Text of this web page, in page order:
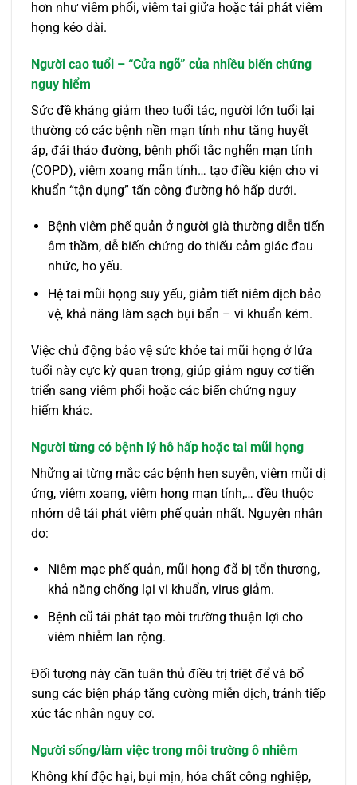
hơn như viêm phổi, viêm tai giữa hoặc tái phát viêm
họng kéo dài.
Người cao tuổi – “Cửa ngõ” của nhiều biến chứng
nguy hiểm
Sức đề kháng giảm theo tuổi tác, người lớn tuổi lại
thường có các bệnh nền mạn tính như tăng huyết
áp, đái tháo đường, bệnh phổi tắc nghẽn mạn tính
(COPD), viêm xoang mãn tính… tạo điều kiện cho vi
khuẩn “tận dụng” tấn công đường hô hấp dưới.
Bệnh viêm phế quản ở người già thường diễn tiến
âm thầm, dễ biến chứng do thiếu cảm giác đau
nhức, ho yếu.
Hệ tai mũi họng suy yếu, giảm tiết niêm dịch bảo
vệ, khả năng làm sạch bụi bẩn – vi khuẩn kém.
Việc chủ động bảo vệ sức khỏe tai mũi họng ở lứa
tuổi này cực kỳ quan trọng, giúp giảm nguy cơ tiến
triển sang viêm phổi hoặc các biến chứng nguy
hiểm khác.
Người từng có bệnh lý hô hấp hoặc tai mũi họng
Những ai từng mắc các bệnh hen suyễn, viêm mũi dị
ứng, viêm xoang, viêm họng mạn tính,… đều thuộc
nhóm dễ tái phát viêm phế quản nhất. Nguyên nhân
do:
Niêm mạc phế quản, mũi họng đã bị tổn thương,
khả năng chống lại vi khuẩn, virus giảm.
Bệnh cũ tái phát tạo môi trường thuận lợi cho
viêm nhiễm lan rộng.
Đối tượng này cần tuân thủ điều trị triệt để và bổ
sung các biện pháp tăng cường miễn dịch, tránh tiếp
xúc tác nhân nguy cơ.
Người sống/làm việc trong môi trường ô nhiễm
Không khí độc hại, bụi mịn, hóa chất công nghiệp,